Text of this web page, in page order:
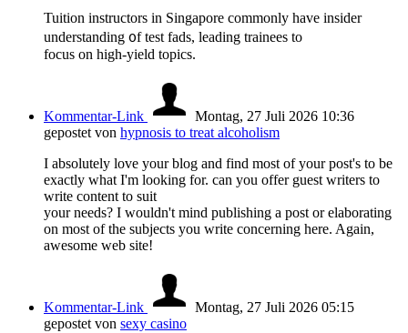
Tuition instructors іn Singapore commonly have insider
understanding ᧐f test fads, leading trainees tο
focus on һigh-yield topics.
Kommentar-Link
Montag, 27 Juli 2026 10:36
gepostet von hypnosis to treat alcoholism
I absolutely love your blog and find most of your post's to be
exactly what I'm looking for. can you offer guest writers to
write content to suit
your needs? I wouldn't mind publishing a post or elaborating
on most of the subjects you write concerning here. Again,
awesome web site!
Kommentar-Link
Montag, 27 Juli 2026 05:15
gepostet von sexy casino